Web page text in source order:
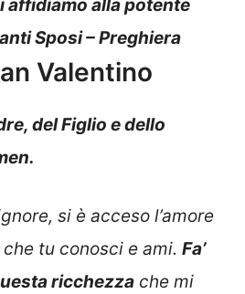
affidiamo alla potente
Sposi – Preghiera
Valentino
del Figlio e dello
si è acceso l’amore
tu conosci e ami. Fa’
ricchezza che mi